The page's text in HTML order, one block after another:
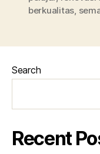
berkualitas,
Search
Recent